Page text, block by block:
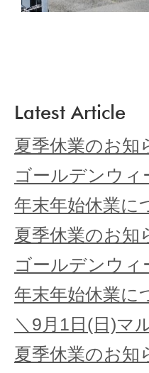
Latest Article
夏季休業のお知
ゴールデンウ
年末年始休業に
夏季休業のお知
ゴールデンウ
年末年始休業に
＼9月1日(日)マ
夏季休業のお知